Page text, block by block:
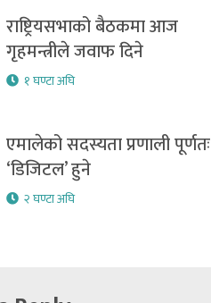
राष्ट्रियसभाको बैठकमा आज
गृहमन्त्रीले जवाफ दिने
१ घण्टा अघि
एमालेको सदस्यता प्रणाली पूर्णतः
‘डिजिटल’ हुने
२ घण्टा अघि